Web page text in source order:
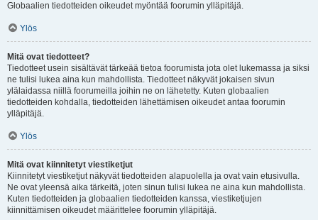
Globaalien tiedotteiden oikeudet myöntää foorumin ylläpitäjä.
Ylös
Mitä ovat tiedotteet?
Tiedotteet usein sisältävät tärkeää tietoa foorumista jota olet lukemassa ja siksi
ne tulisi lukea aina kun mahdollista. Tiedotteet näkyvät jokaisen sivun
ylälaidassa niillä foorumeilla joihin ne on lähetetty. Kuten globaalien
tiedotteiden kohdalla, tiedotteiden lähettämisen oikeudet antaa foorumin
ylläpitäjä.
Ylös
Mitä ovat kiinnitetyt viestiketjut
Kiinnitetyt viestiketjut näkyvät tiedotteiden alapuolella ja ovat vain etusivulla.
Ne ovat yleensä aika tärkeitä, joten sinun tulisi lukea ne aina kun mahdollista.
Kuten tiedotteiden ja globaalien tiedotteiden kanssa, viestiketjujen
kiinnittämisen oikeudet määrittelee foorumin ylläpitäjä.